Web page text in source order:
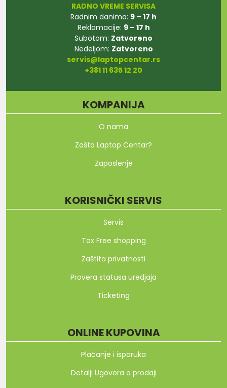
RADNO VREME SERVISA
Radnim danima: 9 – 17 h
Reklamacije: 9 – 17 h
Subotom: Zatvoreno
Nedeljom: Zatvoreno
servis@laptopcentar.rs
+381 11 635 12 20
KOMPANIJA
O nama
Zašto Laptop Centar?
Zaposlenje
KORISNIČKI SERVIS
Servis
Tax Free shopping
Zaštita privatnosti
Provera statusa uredjaja
Ticketing
ONLINE KUPOVINA
Plaćanje i isporuka
Detalji Ugovora o prodaji